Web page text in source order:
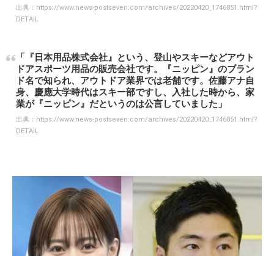
出典： https://www.news-postseven.com/archives/20220420_1746851.html?
DETAIL
「『日本用品株式会社』という、登山やスキーなどアウト
ドアスポーツ用品の販売会社です。『ニッピン』のブラン
ド名で知られ、アウトドア業界では老舗です。佐藤アナ自
身、慶應大学時代はスキー部ですし、入社した時から、家
業が『ニッピン』だというのは公言していました」
出典： https://www.news-postseven.com/archives/20220420_1746851.html?
DETAIL